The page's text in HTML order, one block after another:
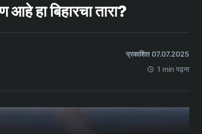
हा बिहारचा तारा?
प्रकाशित 07.07.2025
1 min पढ़ना